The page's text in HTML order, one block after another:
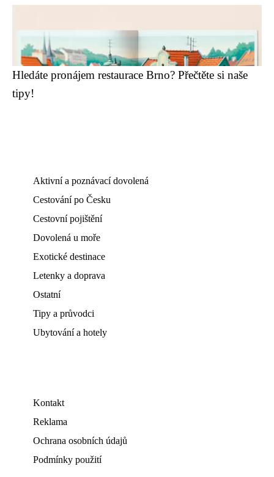
Hledáte pronájem restaurace Brno? Přečtěte si naše
tipy!
Aktivní a poznávací dovolená
Cestování po Česku
Cestovní pojištění
Dovolená u moře
Exotické destinace
Letenky a doprava
Ostatní
Tipy a průvodci
Ubytování a hotely
Kontakt
Reklama
Ochrana osobních údajů
Podmínky použití